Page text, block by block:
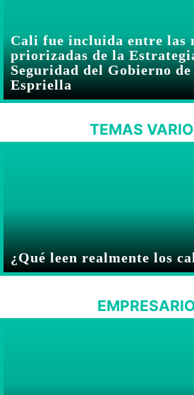
Cali fue incluida entre las
priorizadas de la
Seguridad del Gobierno
Espriella
TEMAS
¿Qué leen realmente los